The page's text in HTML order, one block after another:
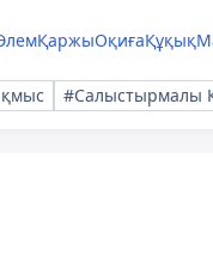
ҚаржыОқиғаҚұқық
#Салыстырмалы